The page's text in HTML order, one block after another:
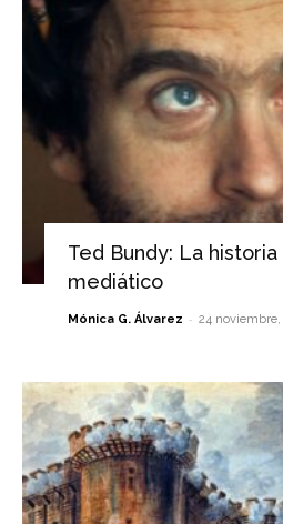
Ted Bundy: La
mediático
Mónica G. Álvarez - 24 noviembre,